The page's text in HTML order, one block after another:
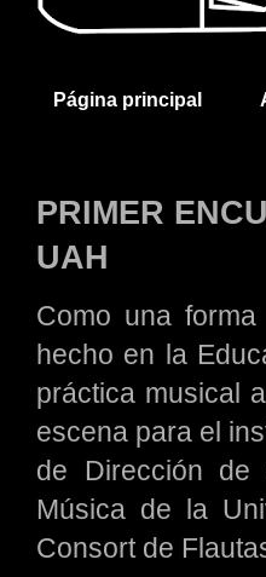
Página principal
PRIMER
UAH
Como una
hecho en la
práctica musical
escena para el
de Dirección de
Música de la
Consort de